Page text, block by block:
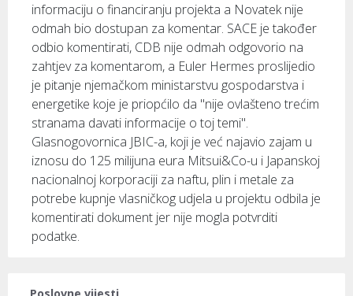
informaciju o financiranju projekta a Novatek nije
odmah bio dostupan za komentar. SACE je također
odbio komentirati, CDB nije odmah odgovorio na
zahtjev za komentarom, a Euler Hermes proslijedio
je pitanje njemačkom ministarstvu gospodarstva i
energetike koje je priopćilo da "nije ovlašteno trećim
stranama davati informacije o toj temi".
Glasnogovornica JBIC-a, koji je već najavio zajam u
iznosu do 125 milijuna eura Mitsui&Co-u i Japanskoj
nacionalnoj korporaciji za naftu, plin i metale za
potrebe kupnje vlasničkog udjela u projektu odbila je
komentirati dokument jer nije mogla potvrditi
podatke.